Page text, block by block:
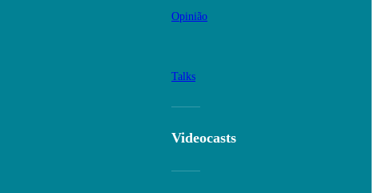
Opinião
Talks
Videocasts